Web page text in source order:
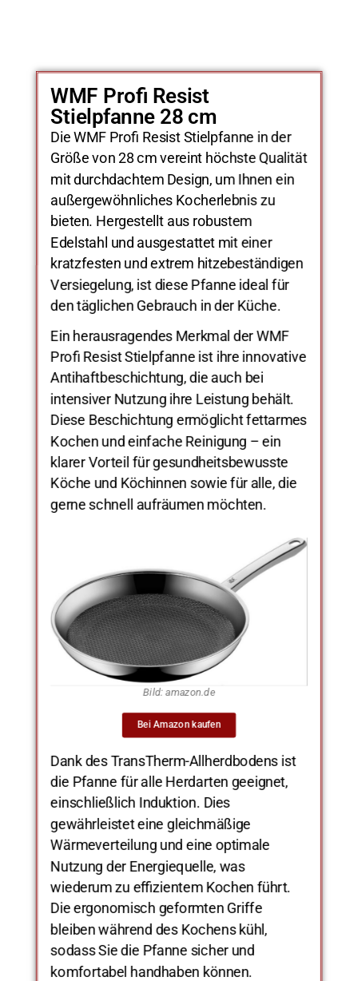
WMF Profi Resist
Stielpfanne 28 cm
Die WMF Profi Resist Stielpfanne in der
Größe von 28 cm vereint höchste Qualität
mit durchdachtem Design, um Ihnen ein
außergewöhnliches Kocherlebnis zu
bieten. Hergestellt aus robustem
Edelstahl und ausgestattet mit einer
kratzfesten und extrem hitzebeständigen
Versiegelung, ist diese Pfanne ideal für
den täglichen Gebrauch in der Küche.
Ein herausragendes Merkmal der WMF
Profi Resist Stielpfanne ist ihre innovative
Antihaftbeschichtung, die auch bei
intensiver Nutzung ihre Leistung behält.
Diese Beschichtung ermöglicht fettarmes
Kochen und einfache Reinigung – ein
klarer Vorteil für gesundheitsbewusste
Köche und Köchinnen sowie für alle, die
gerne schnell aufräumen möchten.
Bild: amazon.de
Bei Amazon kaufen
Dank des TransTherm-Allherdbodens ist
die Pfanne für alle Herdarten geeignet,
einschließlich Induktion. Dies
gewährleistet eine gleichmäßige
Wärmeverteilung und eine optimale
Nutzung der Energiequelle, was
wiederum zu effizientem Kochen führt.
Die ergonomisch geformten Griffe
bleiben während des Kochens kühl,
sodass Sie die Pfanne sicher und
komfortabel handhaben können.